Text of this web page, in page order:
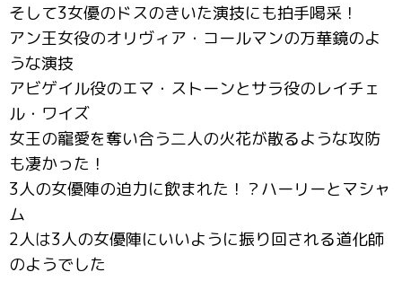
そして3女優のドスのきいた演技にも拍手喝采！
アン王女役のオリヴィア・コールマンの万華鏡のよ
うな演技
アビゲイル役のエマ・ストーンとサラ役のレイチェ
ル・ワイズ
女王の寵愛を奪い合う二人の火花が散るような攻防
も凄かった！
3人の女優陣の迫力に飲まれた！？ハーリーとマシャ
ム
2人は3人の女優陣にいいように振り回される道化師
のようでした